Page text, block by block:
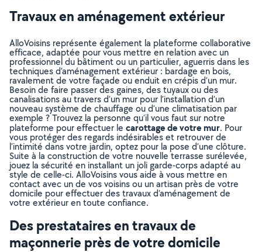
Travaux en aménagement extérieur
AlloVoisins représente également la plateforme collaborative
efficace, adaptée pour vous mettre en relation avec un
professionnel du bâtiment ou un particulier, aguerris dans les
techniques d’aménagement extérieur : bardage en bois,
ravalement de votre façade ou enduit en crépis d’un mur.
Besoin de faire passer des gaines, des tuyaux ou des
canalisations au travers d’un mur pour l’installation d’un
nouveau système de chauffage ou d’une climatisation par
exemple ? Trouvez la personne qu’il vous faut sur notre
plateforme pour effectuer le carottage de votre mur. Pour
vous protéger des regards indésirables et retrouver de
l’intimité dans votre jardin, optez pour la pose d’une clôture.
Suite à la construction de votre nouvelle terrasse surélevée,
jouez la sécurité en installant un joli garde-corps adapté au
style de celle-ci. AlloVoisins vous aide à vous mettre en
contact avec un de vos voisins ou un artisan près de votre
domicile pour effectuer des travaux d’aménagement de
votre extérieur en toute confiance.
Des prestataires en travaux de
maçonnerie près de votre domicile